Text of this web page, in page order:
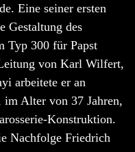
Eine seiner ersten
Gestaltung des
Typ 300 für Papst
von Karl Wilfert,
arbeitete er an
Alter von 37 Jahren,
Konstruktion.
Nachfolge Friedrich